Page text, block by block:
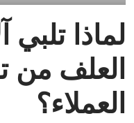
لماذا تلبي
العلف من
العملاء؟